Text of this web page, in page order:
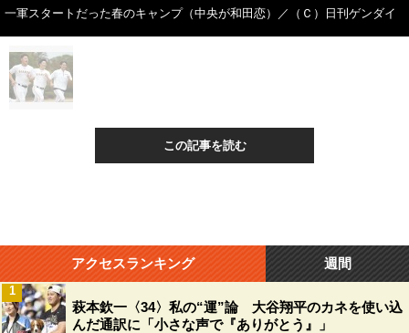
一軍スタートだった春のキャンプ（中央が和田恋）／（Ｃ）日刊ゲンダイ
この記事を読む
アクセスランキング 週間
萩本欽一〈34〉私の“運”論 大谷翔平のカネを使い込
んだ通訳に「小さな声で『ありがとう』」
1